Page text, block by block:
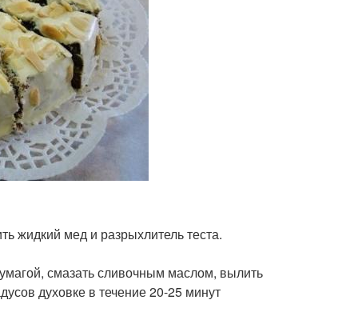
жидкий мед и разрыхлитель теста.
смазать сливочным маслом, вылить
духовке в течение 20-25 минут